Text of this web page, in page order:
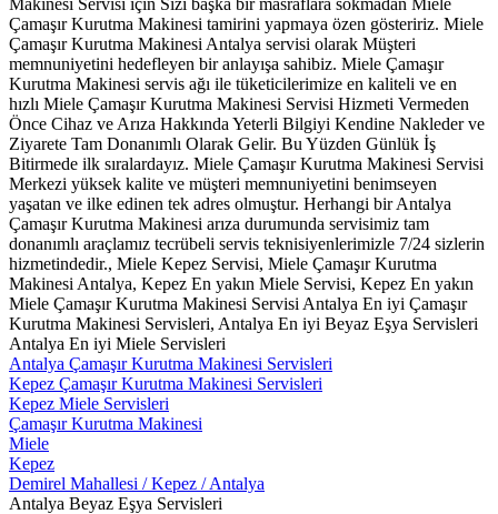
Çamaşır Kurutma Makinesi tamirini yapmaya özen gösteririz. Miele
Çamaşır Kurutma Makinesi Antalya servisi olarak Müşteri
memnuniyetini hedefleyen bir anlayışa sahibiz. Miele Çamaşır
Kurutma Makinesi servis ağı ile tüketicilerimize en kaliteli ve en
hızlı Miele Çamaşır Kurutma Makinesi Servisi Hizmeti Vermeden
Önce Cihaz ve Arıza Hakkında Yeterli Bilgiyi Kendine Nakleder ve
Ziyarete Tam Donanımlı Olarak Gelir. Bu Yüzden Günlük İş
Bitirmede ilk sıralardayız. Miele Çamaşır Kurutma Makinesi Servisi
Merkezi yüksek kalite ve müşteri memnuniyetini benimseyen
yaşatan ve ilke edinen tek adres olmuştur. Herhangi bir Antalya
Çamaşır Kurutma Makinesi arıza durumunda servisimiz tam
donanımlı araçlamız tecrübeli servis teknisiyenlerimizle 7/24 sizlerin
hizmetindedir., Miele Kepez Servisi, Miele Çamaşır Kurutma
Makinesi Antalya, Kepez En yakın Miele Servisi, Kepez En yakın
Miele Çamaşır Kurutma Makinesi Servisi Antalya En iyi Çamaşır
Kurutma Makinesi Servisleri, Antalya En iyi Beyaz Eşya Servisleri
Antalya En iyi Miele Servisleri
Antalya Çamaşır Kurutma Makinesi Servisleri
Kepez Çamaşır Kurutma Makinesi Servisleri
Kepez Miele Servisleri
Çamaşır Kurutma Makinesi
Miele
Kepez
Demirel Mahallesi / Kepez / Antalya
Antalya Beyaz Eşya Servisleri